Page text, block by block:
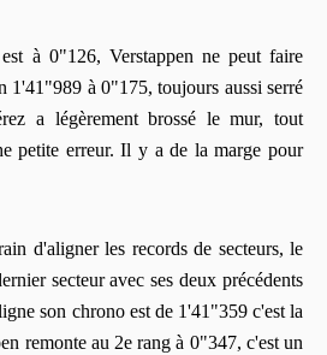
à 0"126, Verstappen ne peut faire
1'41"989 à 0"175, toujours aussi serré
a légèrement brossé le mur, tout
petite erreur. Il y a de la marge pour
d'aligner les records de secteurs, le
secteur avec ses deux précédents
son chrono est de 1'41"359 c'est la
remonte au 2e rang à 0"347, c'est un